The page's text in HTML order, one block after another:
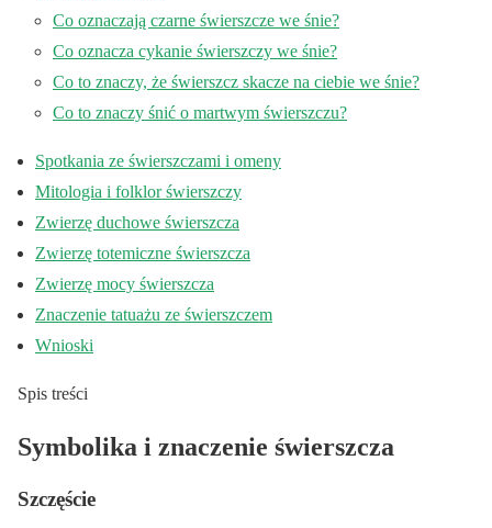
Co oznaczają czarne świerszcze we śnie?
Co oznacza cykanie świerszczy we śnie?
Co to znaczy, że świerszcz skacze na ciebie we śnie?
Co to znaczy śnić o martwym świerszczu?
Spotkania ze świerszczami i omeny
Mitologia i folklor świerszczy
Zwierzę duchowe świerszcza
Zwierzę totemiczne świerszcza
Zwierzę mocy świerszcza
Znaczenie tatuażu ze świerszczem
Wnioski
Spis treści
Symbolika i znaczenie świerszcza
Szczęście